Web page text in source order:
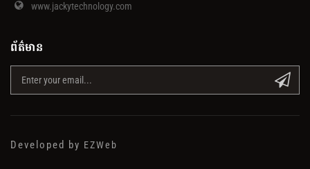
www.jackytechnology.com
ព័ត៌មាន
Developed by EZWeb